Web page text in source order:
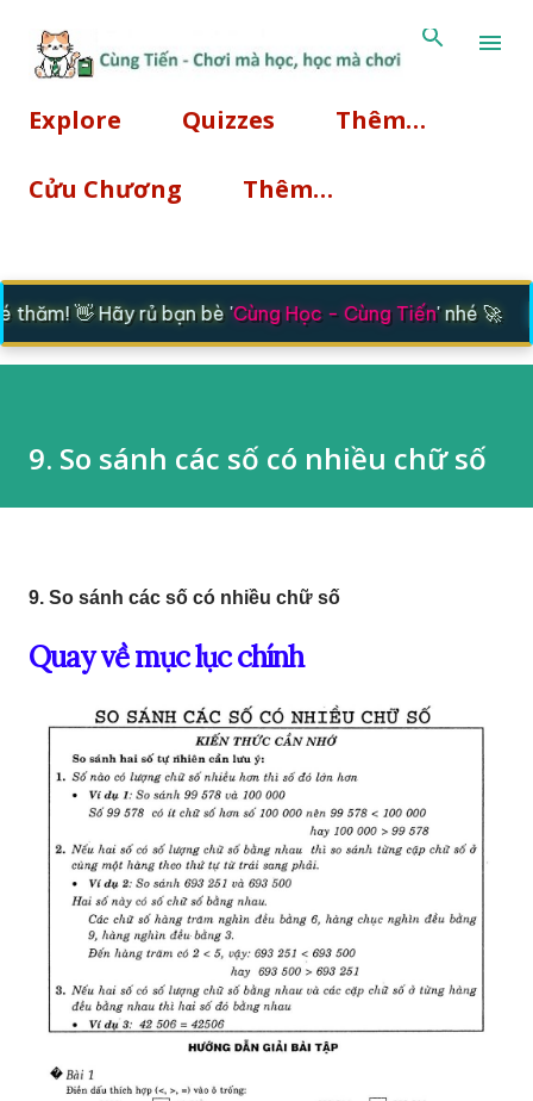
Explore Quizzes Thêm…
Cửu Chương Thêm…
👋 Hãy rủ bạn bè 'Cùng Học - Cùng Tiến' nhé 🚀
9. So sánh các số có nhiều chữ số
9. So sánh các số có nhiều chữ số
Quay về mục lục chính